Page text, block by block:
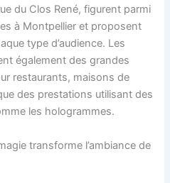
du Clos René, figurent parmi
à Montpellier et proposent
type d’audience. Les
également des grandes
restaurants, maisons de
des prestations utilisant des
les hologrammes.
transforme l’ambiance de